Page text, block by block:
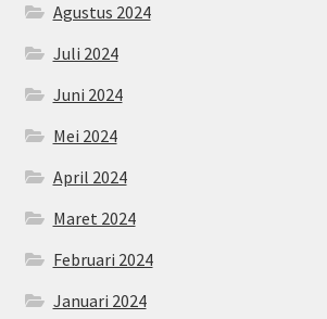
Agustus 2024
Juli 2024
Juni 2024
Mei 2024
April 2024
Maret 2024
Februari 2024
Januari 2024